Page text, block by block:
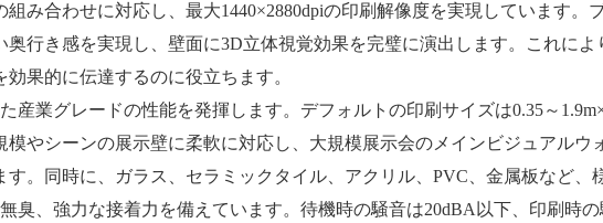
み合わせに対応し、最大1440×2880dpiの印刷解像度を実現しています。
行き感を実現し、壁面に3D立体視覚効果を完璧に演出します。これに
果的に伝達するのに役立ちます。
レードの性能を発揮します。デフォルトの印刷サイズは0.35～1.9m×
やシーンの展示壁に柔軟に対応し、大規模展示会のメインビジュアルウ
。同時に、ガラス、セラミックタイル、アクリル、PVC、金属板など、
臭、強力な接着力を備えています。待機時の騒音は20dBA以下、印刷時